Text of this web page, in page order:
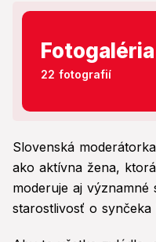
Fotogaléria
22 fotografií
Slovenská moderátorka
ako aktívna žena,
moderuje aj významné
starostlivosť o